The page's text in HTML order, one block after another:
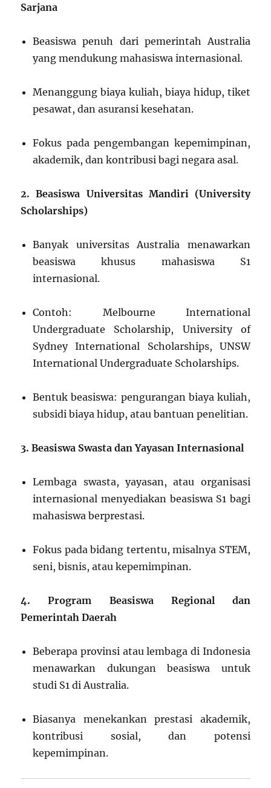
Sarjana
Beasiswa penuh dari pemerintah Australia
yang mendukung mahasiswa internasional.
Menanggung biaya kuliah, biaya hidup, tiket
pesawat, dan asuransi kesehatan.
Fokus pada pengembangan kepemimpinan,
akademik, dan kontribusi bagi negara asal.
2. Beasiswa Universitas Mandiri (University
Scholarships)
Banyak universitas Australia menawarkan
beasiswa khusus mahasiswa S1
internasional.
Contoh: Melbourne International
Undergraduate Scholarship, University of
Sydney International Scholarships, UNSW
International Undergraduate Scholarships.
Bentuk beasiswa: pengurangan biaya kuliah,
subsidi biaya hidup, atau bantuan penelitian.
3. Beasiswa Swasta dan Yayasan Internasional
Lembaga swasta, yayasan, atau organisasi
internasional menyediakan beasiswa S1 bagi
mahasiswa berprestasi.
Fokus pada bidang tertentu, misalnya STEM,
seni, bisnis, atau kepemimpinan.
4. Program Beasiswa Regional dan
Pemerintah Daerah
Beberapa provinsi atau lembaga di Indonesia
menawarkan dukungan beasiswa untuk
studi S1 di Australia.
Biasanya menekankan prestasi akademik,
kontribusi sosial, dan potensi
kepemimpinan.